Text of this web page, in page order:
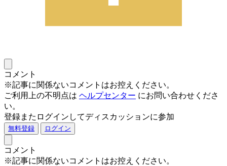
コメント
※記事に関係ないコメントはお控えください。
ご利用上の不明点は ヘルプセンター にお問い合わせくださ
い。
登録またログインしてディスカッションに参加
無料登録 ログイン
コメント
※記事に関係ないコメントはお控えください。